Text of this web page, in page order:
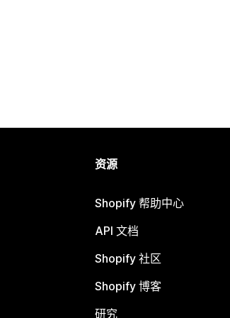
资源
Shopify 帮助中心
API 文档
Shopify 社区
Shopify 博客
研究